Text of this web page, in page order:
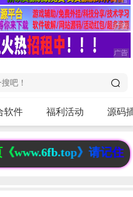
软件 福利活动 源码
》请记住，永